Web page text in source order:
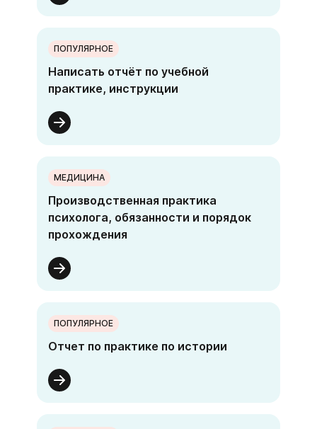
ПОПУЛЯРНОЕ
Написать отчёт по учебной
практике, инструкции
МЕДИЦИНА
Производственная практика
психолога, обязанности и порядок
прохождения
ПОПУЛЯРНОЕ
Отчет по практике по истории